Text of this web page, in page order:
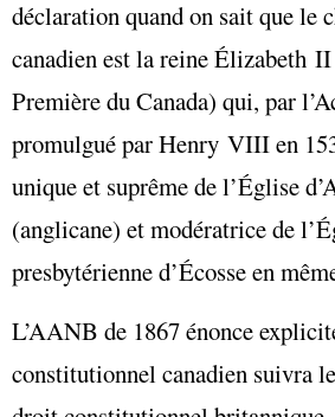
déclaration quand on sait que le
canadien est la reine Élizabeth
Première du Canada) qui, par
promulgué par Henry VIII en
unique et suprême de l’Église
(anglicane) et modératrice de
presbytérienne d’Écosse en
L’AANB de 1867 énonce
constitutionnel canadien suivra